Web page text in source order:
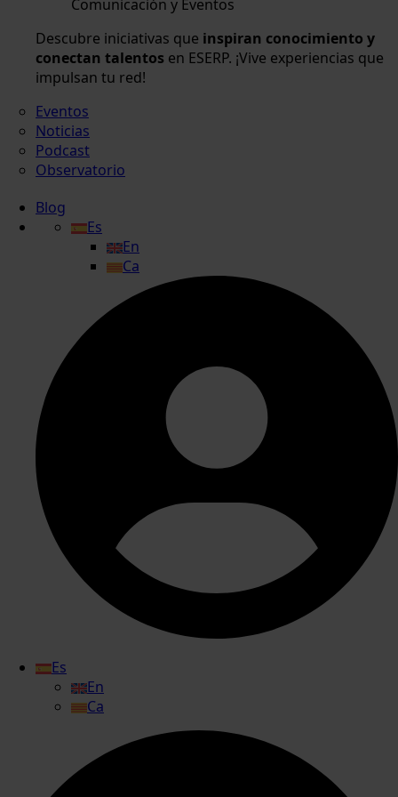
Comunicación y Eventos
Descubre iniciativas que inspiran conocimiento y
conectan talentos en ESERP. ¡Vive experiencias que
impulsan tu red!
Eventos
Noticias
Podcast
Observatorio
Blog
Es
En
Ca
Es
En
Ca